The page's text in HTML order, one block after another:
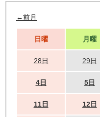
←前月
日曜 月曜
28日 29日
4日 5日
11日 12日